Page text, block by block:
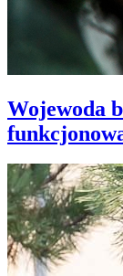
Wojewoda